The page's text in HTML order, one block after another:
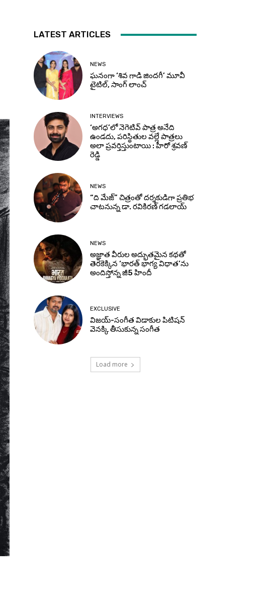
LATEST ARTICLES
NEWS
ఘనంగా ‘శివ గాడి జింద‌గీ’ మూవీ
టైటిల్, సాంగ్ లాంచ్
INTERVIEWS
‘అగధ’లో నెగెటివ్ పాత్ర అనేది
ఉండదు, పరిస్థితుల వల్లే పాత్రలు
అలా ప్రవర్తిస్తుంటాయి : హీరో శ్రవణ్
రెడ్డి
NEWS
“ది మేజ్” చిత్రంతో దర్శకుడిగా ప్రతిభ
చాటనున్న డా. రవికిరణ్ గడలాయ్
NEWS
అజ్ఞాత వీరుల అద్భుతమైన కథతో
తెరకెక్కిన ‘భారత్ భాగ్య విధాత’ను
అందిస్తోన్న జీ5 హిందీ
EXCLUSIVE
విజయ్-సంగీత విడాకుల పిటిషన్
వెనక్కి తీసుకున్న సంగీత
Load more